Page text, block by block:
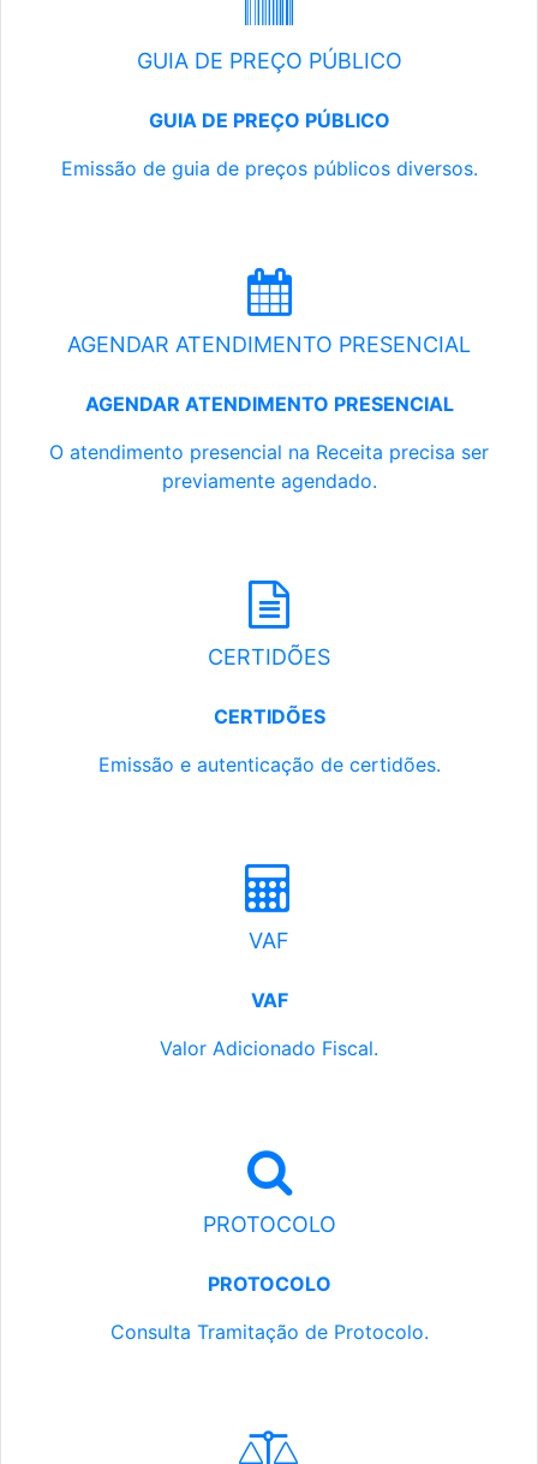
GUIA DE PREÇO PÚBLICO
GUIA DE PREÇO PÚBLICO
Emissão de guia de preços públicos diversos.
AGENDAR ATENDIMENTO PRESENCIAL
AGENDAR ATENDIMENTO PRESENCIAL
O atendimento presencial na Receita precisa ser
previamente agendado.
CERTIDÕES
CERTIDÕES
Emissão e autenticação de certidões.
VAF
VAF
Valor Adicionado Fiscal.
PROTOCOLO
PROTOCOLO
Consulta Tramitação de Protocolo.